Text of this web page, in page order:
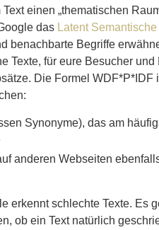
einen „thematischen
das Latent
benachbarte Begriffe
Texte, für eure Besucher
Die Formel WDF*P*IDF
Synonyme), das am
anderen Webseiten
erkennt schlechte Texte. Es
ob ein Text natürlich